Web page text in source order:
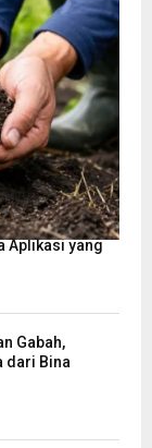
Aplikasi yang
Gabah,
dari Bina